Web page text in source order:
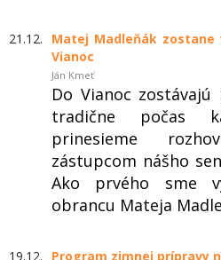
21.12.
Matej Madleňák zostane
Vianoc
Ján Kmeť
Do Vianoc
tradične počas
prinesieme
zástupcom nášho
Ako prvého sme
obrancu Mateja
19.12. Program zimnej prípravy